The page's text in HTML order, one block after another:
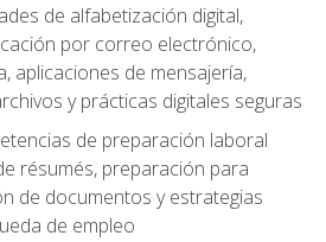
de alfabetización digital,
por correo electrónico,
aplicaciones de mensajería,
y prácticas digitales seguras
de preparación laboral
résumés, preparación para
de documentos y estrategias
de empleo